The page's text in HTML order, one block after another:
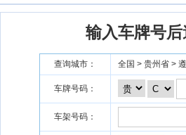
输入车牌号
查询城市： 全国 > 贵州省 >
车牌号码：
车架号码：